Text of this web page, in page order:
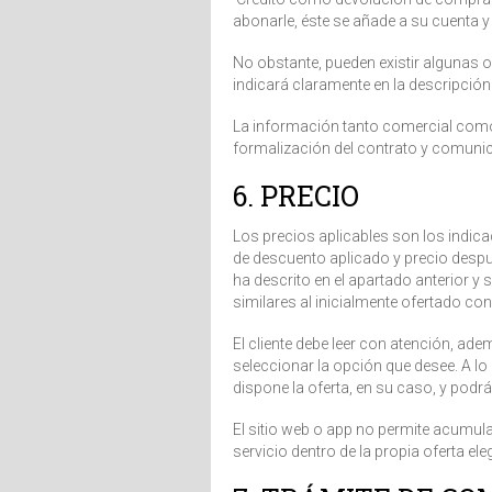
abonarle, éste se añade a su cuenta
No obstante, pueden existir algunas
indicará claramente en la
La información tanto comercial
formalización del contrato y
6. PRECIO
Los precios aplicables son los
de descuento aplicado y precio
ha descrito en el apartado anterior
similares al inicialmente ofertado
El cliente debe leer con atención,
seleccionar la opción que desee. A
dispone la oferta, en su caso, y
El sitio web o app no permite
servicio dentro de la propia oferta